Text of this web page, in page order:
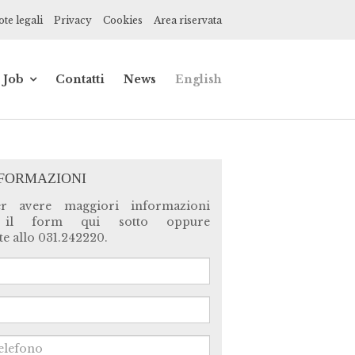
legali Privacy Cookies Area riservata
Job
Contatti News English
avere maggiori informazioni
il form qui sotto oppure
allo 031.242220.